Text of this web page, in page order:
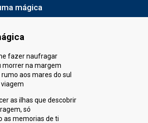
mágica
fazer naufragar
morrer na margem
aos mares do sul
as ilhas que descobrir
só
as memorias de ti